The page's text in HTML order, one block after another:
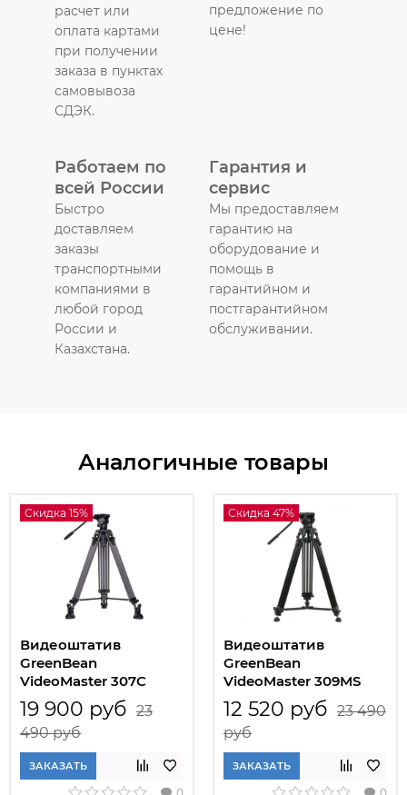
расчет или
оплата картами
при получении
заказа в пунктах
самовывоза
СДЭК.
предложение по
цене!
Работаем по
всей России
Быстро
доставляем
заказы
транспортными
компаниями в
любой город
России и
Казахстана.
Гарантия и
сервис
Мы предоставляем
гарантию на
оборудование и
помощь в
гарантийном и
постгарантийном
обслуживании.
Аналогичные товары
Скидка 15%
Видеоштатив
GreenBean
VideoMaster 307C
карбоновый
19 900 руб 23
490 руб
ЗАКАЗАТЬ
Скидка 47%
Видеоштатив
GreenBean
VideoMaster 309MS
12 520 руб 23 490
руб
ЗАКАЗАТЬ